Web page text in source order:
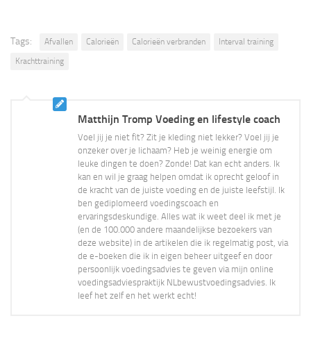
Tags: Afvallen Calorieën Calorieën verbranden
Interval training
Krachttraining
Matthijn Tromp Voeding en lifestyle coach
Voel jij je niet fit? Zit je kleding niet lekker? Voel jij je
onzeker over je lichaam? Heb je weinig energie om
leuke dingen te doen? Zonde! Dat kan echt anders. Ik
kan en wil je graag helpen omdat ik oprecht geloof in
de kracht van de juiste voeding en de juiste leefstijl. Ik
ben gediplomeerd voedingscoach en
ervaringsdeskundige. Alles wat ik weet deel ik met je
(en de 100.000 andere maandelijkse bezoekers van
deze website) in de artikelen die ik regelmatig post, via
de e-boeken die ik in eigen beheer uitgeef en door
persoonlijk voedingsadvies te geven via mijn online
voedingsadviespraktijk NLbewustvoedingsadvies. Ik
leef het zelf en het werkt echt!